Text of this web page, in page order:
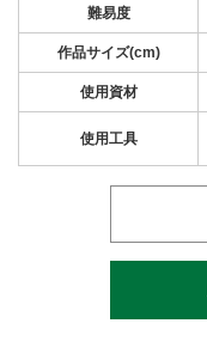
難易度
作品サイズ(cm)
使用資材
使用工具